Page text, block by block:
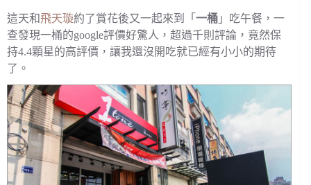
這天和飛天璇約了賞花後又一起來到「 一桶 」吃午餐，一
查發現一桶的google評價好驚人，超過千則評論，竟然保
持4.4顆星的高評價，讓我還沒開吃就已經有小小的期待
了。